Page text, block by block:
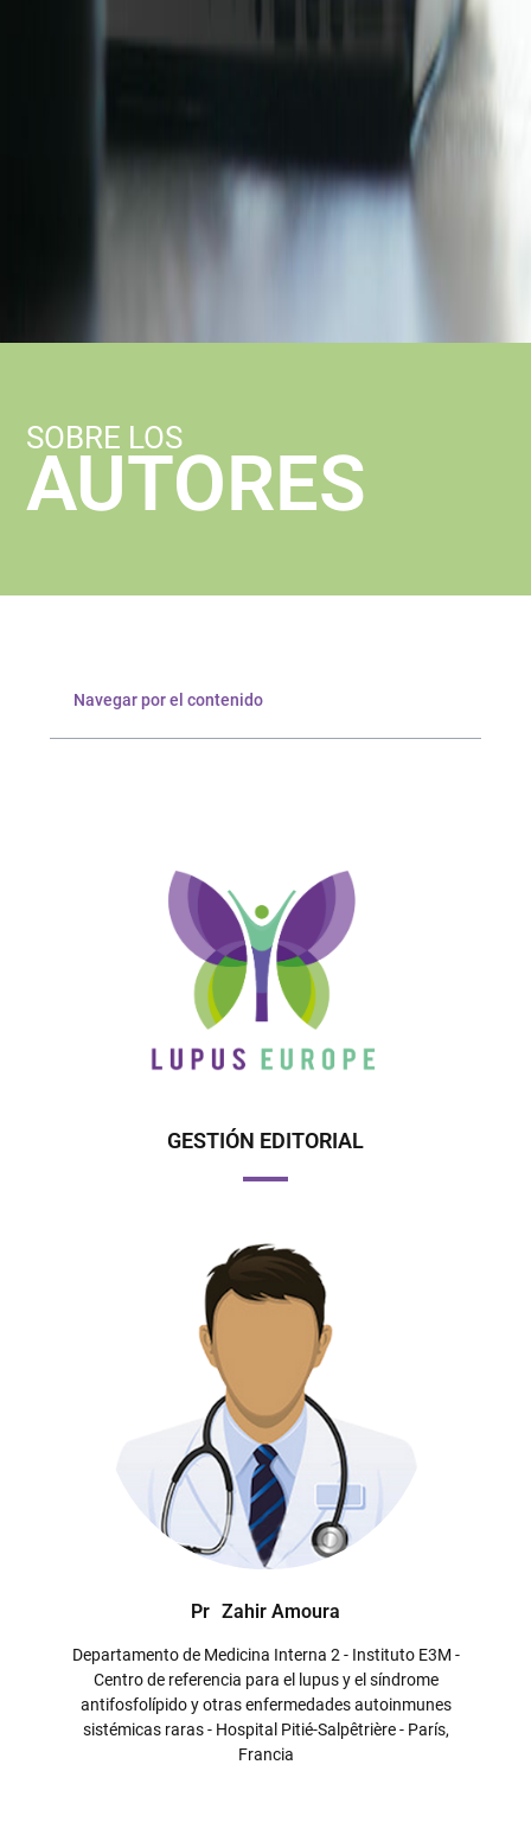
SOBRE LOS
AUTORES
Navegar por el contenido
GESTIÓN EDITORIAL
Pr Zahir Amoura
Departamento de Medicina Interna 2 - Instituto E3M -
Centro de referencia para el lupus y el síndrome
antifosfolípido y otras enfermedades autoinmunes
sistémicas raras - Hospital Pitié-Salpêtrière - París,
Francia